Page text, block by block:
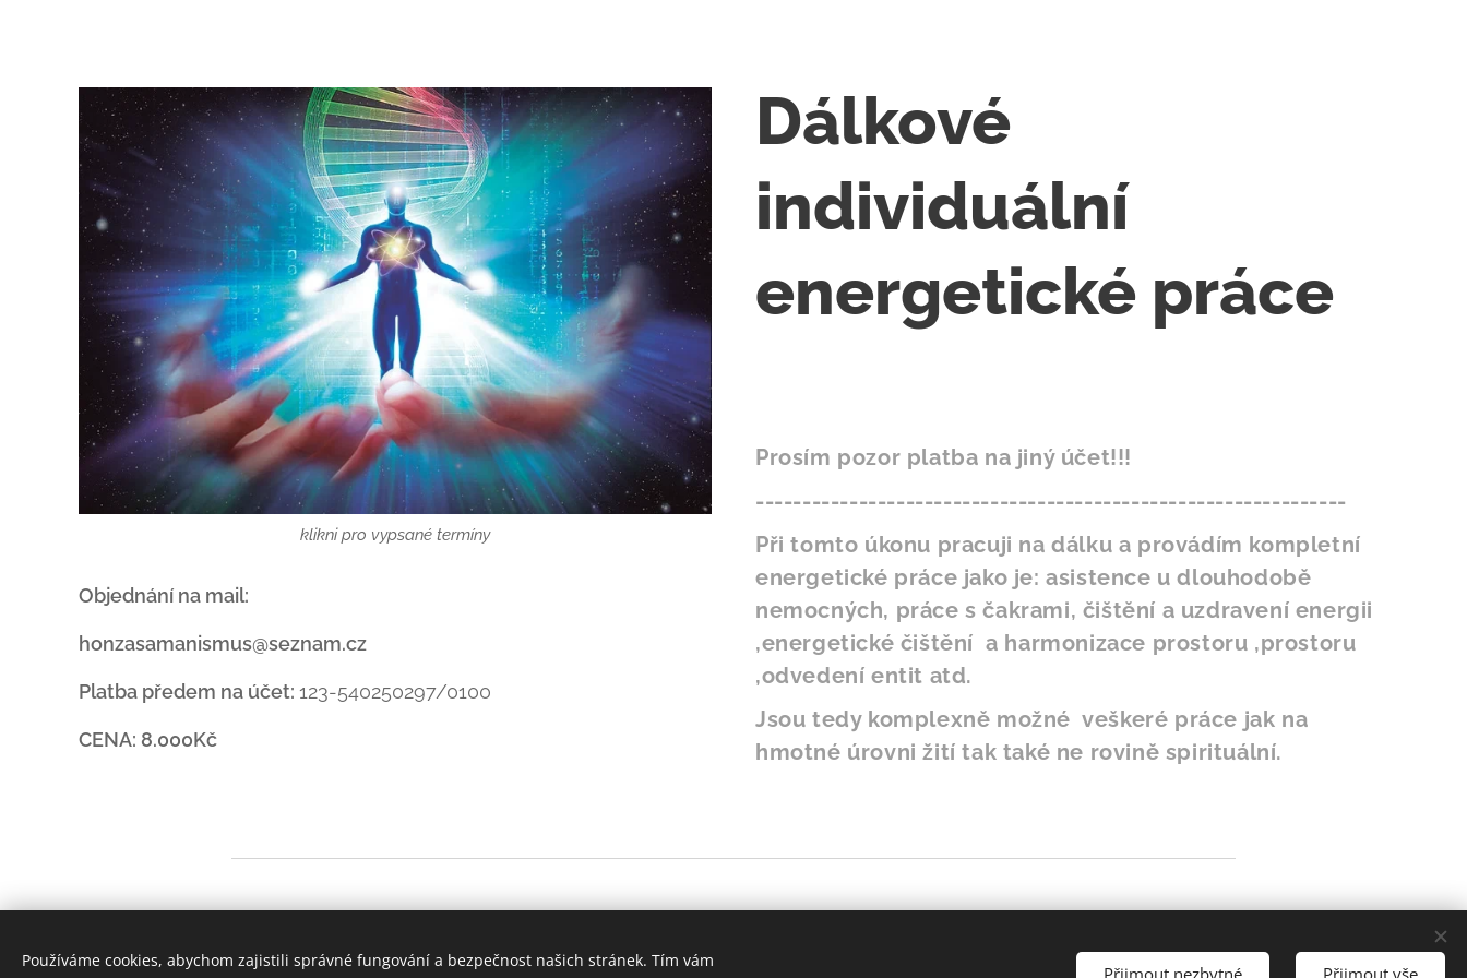
klikni pro vypsané termíny
Objednání na mail:
honzasamanismus@seznam.cz
Platba předem na účet: 123-540250297/0100
CENA: 8.000Kč
Dálkové
individuální
energetické práce
Prosím pozor platba na jiný účet!!!
---------------------------------------------------------------
Při tomto úkonu pracuji na dálku a provádím kompletní
energetické práce jako je: asistence u dlouhodobě
nemocných, práce s čakrami, čištění a uzdravení energii
,energetické čištění a harmonizace prostoru ,prostoru
,odvedení entit atd.
Jsou tedy komplexně možné veškeré práce jak na
hmotné úrovni žití tak také ne rovině spirituální.
samanismus.com
Používáme cookies, abychom zajistili správné fungování a bezpečnost našich stránek. Tím vám
Přijmout nezbytné Přijmout vše